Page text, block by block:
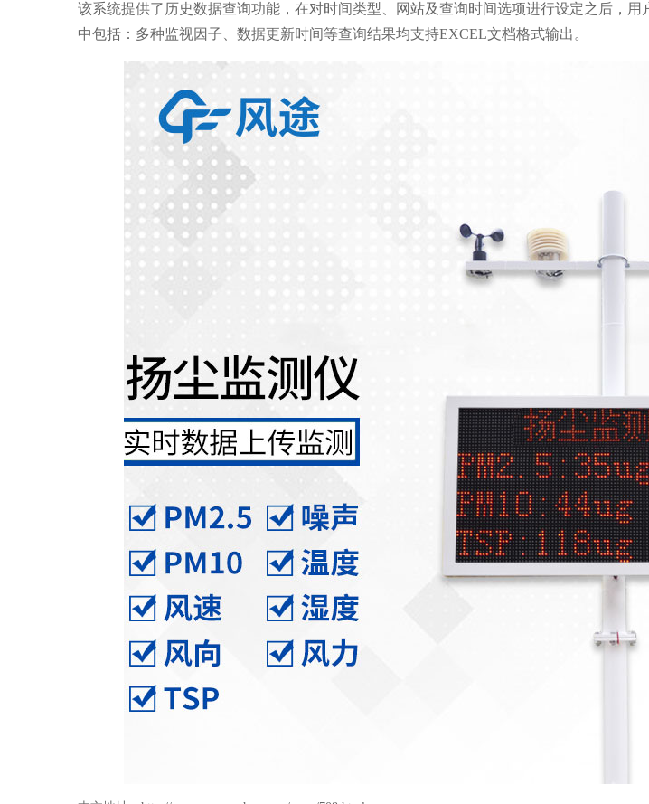
该系统提供了历史数据查询功能，在对时间类型、网站及查询时间选项进行设定之后，
中包括：多种监视因子、数据更新时间等查询结果均支持EXCEL文档格式输出。